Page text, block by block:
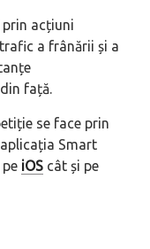
prin acțiuni
a frânării și a
față.
se face prin
Smart
iOS cât și pe